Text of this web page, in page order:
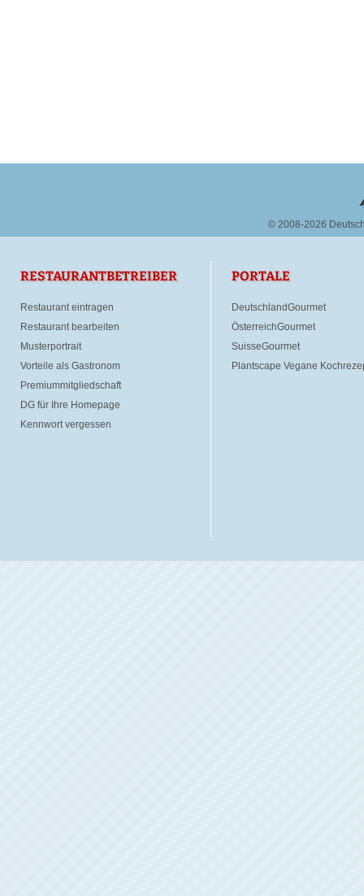
© 2008-2026
RESTAURANTBETREIBER
Restaurant eintragen
Restaurant bearbeiten
Musterportrait
Vorteile als Gastronom
Premiummitgliedschaft
DG für Ihre Homepage
Kennwort vergessen
PORTALE
DeutschlandGourmet
ÖsterreichGourmet
SuisseGourmet
Plantscape Vegane